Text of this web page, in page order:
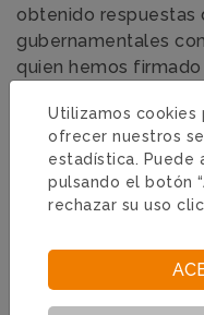
obtenido respuestas
gubernamentales
quien hemos
Categorías Educación
#educación #puno
Utilizamos cookies
ofrecer nuestros
estadística. Puede
pulsando el botón
rechazar su uso